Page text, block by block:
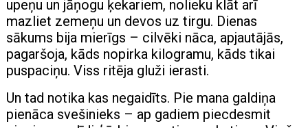
upeņu un jāņogu ķekariem, nolieku klāt arī
mazliet zemeņu un devos uz tirgu. Dienas
sākums bija mierīgs – cilvēki nāca, apjautājās,
pagaršoja, kāds nopirka kilogramu, kāds tikai
puspaciņu. Viss ritēja gluži ierasti.
Un tad notika kas negaidīts. Pie mana galdiņa
pienāca svešinieks – ap gadiem piecdesmit